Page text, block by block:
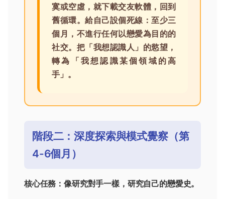
寞或空虛，就下載交友軟體，回到
舊循環。給自己設個死線：至少三
個月，不進行任何以戀愛為目的的
社交。把「我想認識人」的慾望，
轉為「我想認識某個領域的高
手」。
階段二：深度探索與模式覺察（第
4-6個月）
核心任務：像研究對手一樣，研究自己的戀愛史。